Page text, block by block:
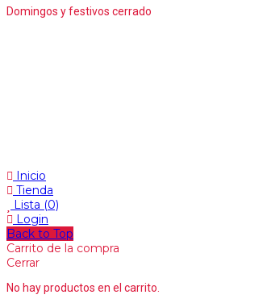
Domingos y festivos cerrado
Inicio
Tienda
Lista (0)
Login
Back to Top
Carrito de la compra
Cerrar
No hay productos en el carrito.